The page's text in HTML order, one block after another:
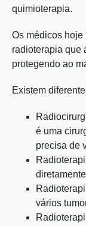
quimioterapia.
Os médicos hoje
radioterapia que
protegendo ao
Existem
é uma
precisa de
vários